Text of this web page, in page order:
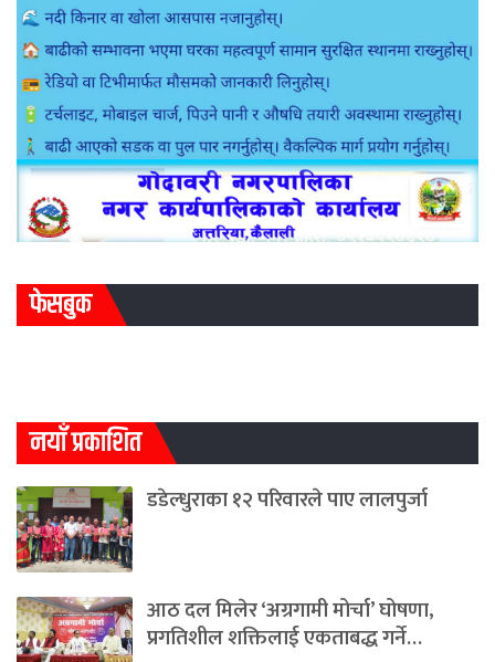
फेसबुक
नयाँ प्रकाशित
डडेल्धुराका १२ परिवारले पाए लालपुर्जा
आठ दल मिलेर ‘अग्रगामी मोर्चा’ घोषणा,
प्रगतिशील शक्तिलाई एकताबद्ध गर्ने…